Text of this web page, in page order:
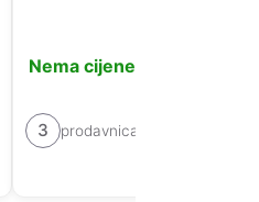
Nema cijene
3 prodavnica